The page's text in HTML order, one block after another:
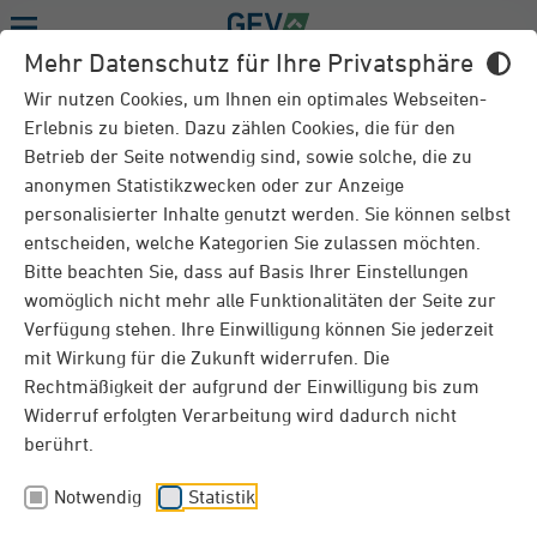
Mehr Datenschutz für Ihre Privatsphäre
Wir nutzen Cookies, um Ihnen ein optimales Webseiten-
Erlebnis zu bieten. Dazu zählen Cookies, die für den
Betrieb der Seite notwendig sind, sowie solche, die zu
anonymen Statistikzwecken oder zur Anzeige
personalisierter Inhalte genutzt werden. Sie können selbst
entscheiden, welche Kategorien Sie zulassen möchten.
Bitte beachten Sie, dass auf Basis Ihrer Einstellungen
womöglich nicht mehr alle Funktionalitäten der Seite zur
Verfügung stehen. Ihre Einwilligung können Sie jederzeit
mit Wirkung für die Zukunft widerrufen. Die
Rechtmäßigkeit der aufgrund der Einwilligung bis zum
Widerruf erfolgten Verarbeitung wird dadurch nicht
berührt.
Notwendig Statistik
RATGEBER
Gartennutzung – Tiere im Garten
Einigen Gärtnern fehlen zu ihrer persönlichen
Landidylle nur noch gackernde Hühner oder
summende Bienen. Aber welche Tiere dürfen Sie
überhaupt auf Ihrem Grün halten? Für wen wird
eine Erlaubnis benötigt? Und welche Versicherung
springt ein, wenn etwas passiert? Diesen Fragen
gehen wir im vierten Teil unseres Gartenplaners auf
den Grund.